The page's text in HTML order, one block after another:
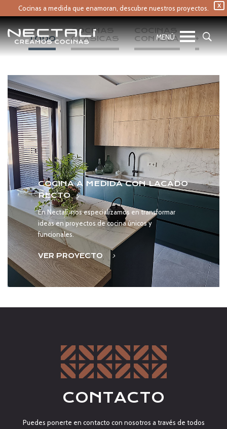
X
Cocinas a medida que enamoran, descubre nuestros proyectos.
TODO
COCINAS
CLÁSICAS
COCINAS
CON ISLA
+
COCINA A MEDIDA CON LACADO
RECTO
En Nectalí, nos especializamos en transformar
ideas en proyectos de cocina únicos y
funcionales.
VER PROYECTO
CONTACTO
Puedes ponerte en contacto con nosotros a través de todos